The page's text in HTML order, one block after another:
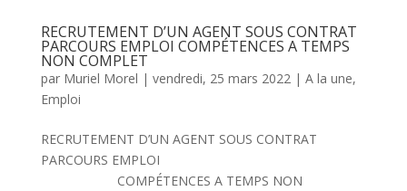
RECRUTEMENT D’UN AGENT SOUS CONTRAT
PARCOURS EMPLOI COMPÉTENCES A TEMPS
NON COMPLET
par Muriel Morel | vendredi, 25 mars 2022 | A la une,
Emploi
RECRUTEMENT D’UN AGENT SOUS CONTRAT
PARCOURS EMPLOI
COMPÉTENCES A TEMPS NON